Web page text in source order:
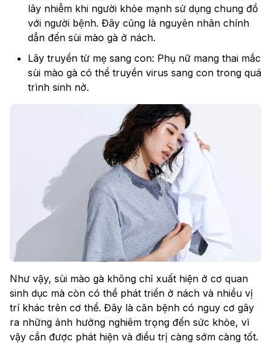
lây nhiễm khi người khỏe mạnh sử dụng chung đồ
với người bệnh. Đây cũng là nguyên nhân chính
dẫn đến sùi mào gà ở nách.
Lây truyền từ mẹ sang con: Phụ nữ mang thai mắc
sùi mào gà có thể truyền virus sang con trong quá
trình sinh nở.
Như vậy, sùi mào gà không chỉ xuất hiện ở cơ quan
sinh dục mà còn có thể phát triển ở nách và nhiều vị
trí khác trên cơ thể. Đây là căn bệnh có nguy cơ gây
ra những ảnh hưởng nghiêm trọng đến sức khỏe, vì
vậy cần được phát hiện và điều trị càng sớm càng tốt.